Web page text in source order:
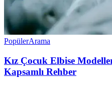
PopülerArama
Kız Çocuk Elbise
Kapsamlı Rehber